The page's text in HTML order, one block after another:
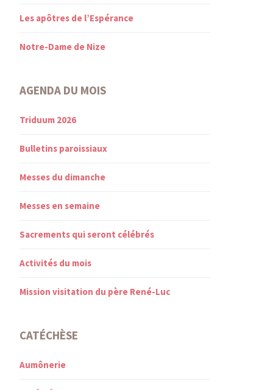
Les apôtres de l’Espérance
Notre-Dame de Nize
AGENDA DU MOIS
Triduum 2026
Bulletins paroissiaux
Messes du dimanche
Messes en semaine
Sacrements qui seront célébrés
Activités du mois
Mission visitation du père René-Luc
CATÉCHÈSE
Aumônerie